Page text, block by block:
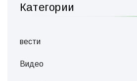
Категории
вести
Видео